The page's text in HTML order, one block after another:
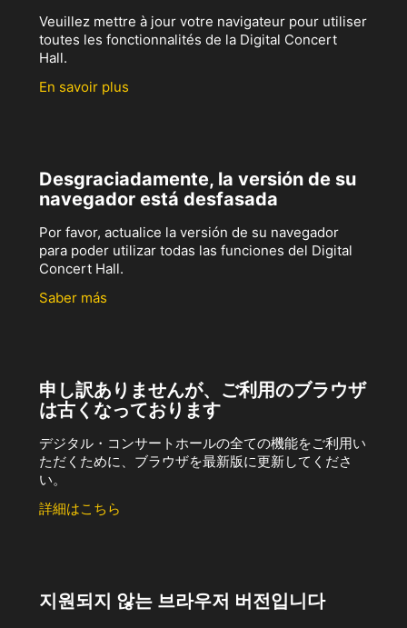
Veuillez mettre à jour votre navigateur pour utiliser
toutes les fonctionnalités de la Digital Concert
Hall.
En savoir plus
Desgraciadamente, la versión de su
navegador está desfasada
Por favor, actualice la versión de su navegador
para poder utilizar todas las funciones del Digital
Concert Hall.
Saber más
申し訳ありませんが、ご利用のブラウザ
は古くなっております
デジタル・コンサートホールの全ての機能をご利用い
ただくために、ブラウザを最新版に更新してくださ
い。
詳細はこちら
지원되지 않는 브라우저 버전입니다